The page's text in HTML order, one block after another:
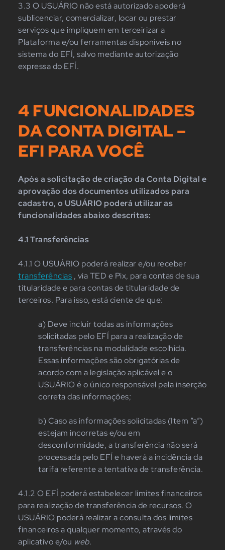
3.3 O USUÁRIO não está autorizado apoderá
sublicenciar, comercializar, locar ou prestar
serviços que impliquem em terceirizar a
Plataforma e/ou ferramentas disponíveis no
sistema do EFÍ, salvo mediante autorização
expressa do EFÍ.
4 FUNCIONALIDADES
DA CONTA DIGITAL –
EFI PARA VOCÊ
Após a solicitação de criação da Conta Digital e
aprovação dos documentos utilizados para
cadastro, o USUÁRIO poderá utilizar as
funcionalidades abaixo descritas:
4.1 Transferências
4.1.1 O USUÁRIO poderá realizar e/ou receber
transferências , via TED e Pix, para contas de sua
titularidade e para contas de titularidade de
terceiros. Para isso, está ciente de que:
a) Deve incluir todas as informações
solicitadas pelo EFÍ para a realização de
transferências na modalidade escolhida.
Essas informações são obrigatórias de
acordo com a legislação aplicável e o
USUÁRIO é o único responsável pela inserção
correta das informações;
b) Caso as informações solicitadas (Item “a”)
estejam incorretas e/ou em
desconformidade, a transferência não será
processada pelo EFÍ e haverá a incidência da
tarifa referente a tentativa de transferência.
4.1.2 O EFÍ poderá estabelecer limites financeiros
para realização de transferência de recursos. O
USUÁRIO poderá realizar a consulta dos limites
financeiros a qualquer momento, através do
aplicativo e/ou web.